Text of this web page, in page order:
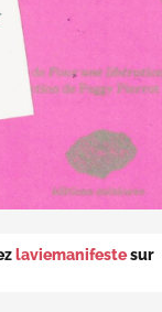
laviemanifestesur